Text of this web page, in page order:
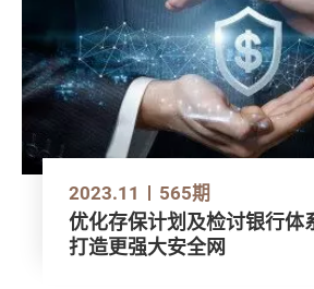
2023.11 565期
优化存保计划及检讨银行体
打造更强大安全网